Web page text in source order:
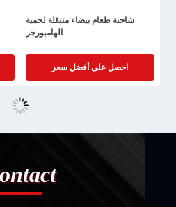
شاحنة طعام بيضاء متنقلة لحمية
الهامبورجر
احصل على أفضل سعر